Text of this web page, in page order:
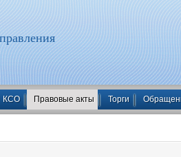
КСО Правовые акты Торги